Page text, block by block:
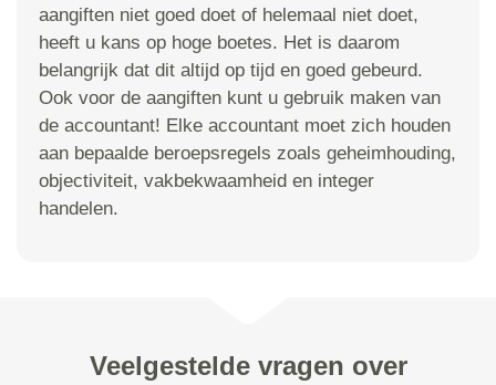
aangiften niet goed doet of helemaal niet doet,
heeft u kans op hoge boetes. Het is daarom
belangrijk dat dit altijd op tijd en goed gebeurd.
Ook voor de aangiften kunt u gebruik maken van
de accountant! Elke accountant moet zich houden
aan bepaalde beroepsregels zoals geheimhouding,
objectiviteit, vakbekwaamheid en integer
handelen.
Veelgestelde vragen over